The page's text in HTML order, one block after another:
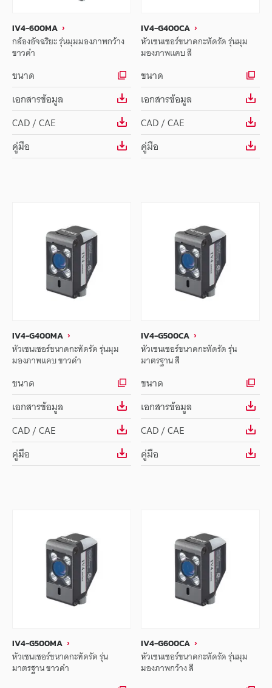
IV4-600MA
กล้องอัจฉริยะ รุ่นมุมมองภาพกว้าง
ขาวดำ
ขนาด
เอกสารข้อมูล
CAD / CAE
คู่มือ
IV4-G400CA
หัวเซนเซอร์ขนาดกะทัดรัด รุ่นมุม
มองภาพแคบ สี
ขนาด
เอกสารข้อมูล
CAD / CAE
คู่มือ
IV4-G400MA
หัวเซนเซอร์ขนาดกะทัดรัด รุ่นมุม
มองภาพแคบ ขาวดำ
ขนาด
เอกสารข้อมูล
CAD / CAE
คู่มือ
IV4-G500CA
หัวเซนเซอร์ขนาดกะทัดรัด รุ่น
มาตรฐาน สี
ขนาด
เอกสารข้อมูล
CAD / CAE
คู่มือ
IV4-G500MA
หัวเซนเซอร์ขนาดกะทัดรัด รุ่น
มาตรฐาน ขาวดำ
IV4-G600CA
หัวเซนเซอร์ขนาดกะทัดรัด รุ่นมุม
มองภาพกว้าง สี